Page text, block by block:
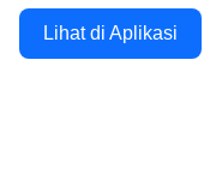
Lihat di Aplikasi